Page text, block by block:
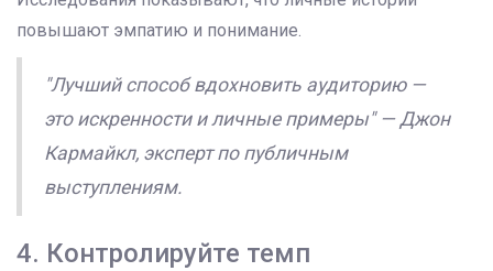
повышают эмпатию и понимание.
"Лучший способ вдохновить аудиторию —
это искренности и личные примеры" — Джон
Кармайкл, эксперт по публичным
выступлениям.
4. Контролируйте темп